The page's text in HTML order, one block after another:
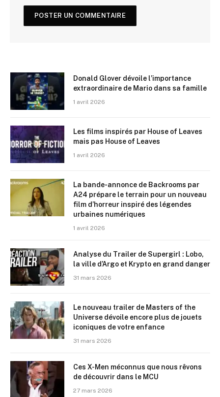
Donald Glover dévoile l’importance
extraordinaire de Mario dans sa famille
1 avril 2026
Les films inspirés par House of Leaves
mais pas House of Leaves
1 avril 2026
La bande-annonce de Backrooms par
A24 prépare le terrain pour un nouveau
film d’horreur inspiré des légendes
urbaines numériques
1 avril 2026
Analyse du Trailer de Supergirl : Lobo,
la ville d’Argo et Krypto en grand danger
31 mars 2026
Le nouveau trailer de Masters of the
Universe dévoile encore plus de jouets
iconiques de votre enfance
31 mars 2026
Ces X-Men méconnus que nous rêvons
de découvrir dans le MCU
27 mars 2026